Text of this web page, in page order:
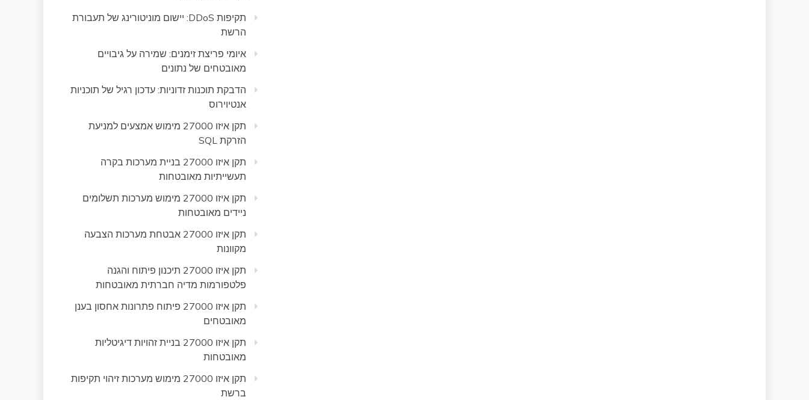
תקיפות DDoS: יישום מוניטורינג של תעבורת
הרשת
איומי פריצת זימנים: שמירה על גיבויים
מאובטחים של נתונים
הדבקת תוכנות זדוניות: עדכון רגיל של תוכניות
אנטיוירוס
תקן איזו 27000 מימוש אמצעים למניעת
הזרקת SQL
תקן איזו 27000 בניית מערכות בקרה
תעשייתיות מאובטחות
תקן איזו 27000 מימוש מערכות תשלומים
ניידים מאובטחות
תקן איזו 27000 אבטחת מערכות הצבעה
מקוונות
תקן איזו 27000 תיכנון פיתוח והגנה
פלטפורמות מדיה חברתית מאובטחות
תקן איזו 27000 פיתוח פתרונות אחסון בענן
מאובטחים
תקן איזו 27000 בניית זהויות דיגיטליות
מאובטחות
תקן איזו 27000 מימוש מערכות זיהוי תקיפות
ברשת